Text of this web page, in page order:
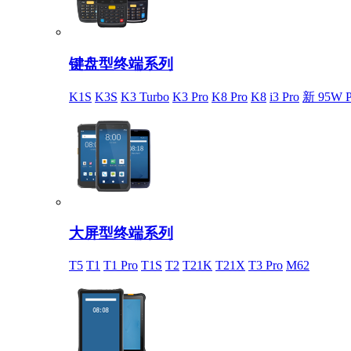
键盘型终端系列
K1S K3S K3 Turbo K3 Pro K8 Pro K8 i3 Pro 新 95W
大屏型终端系列
T5 T1 T1 Pro T1S T2 T21K T21X T3 Pro M62